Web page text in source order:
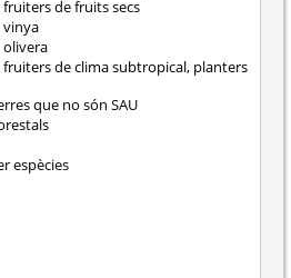
de fruits secs
vinya
olivera
de clima subtropical, planters
que no són SAU
espècies